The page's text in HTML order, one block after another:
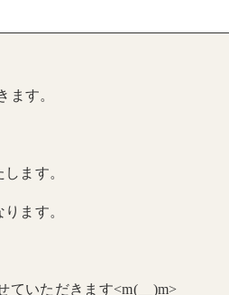
ます。
ます。
ます。
ていただきます<m(__)m>